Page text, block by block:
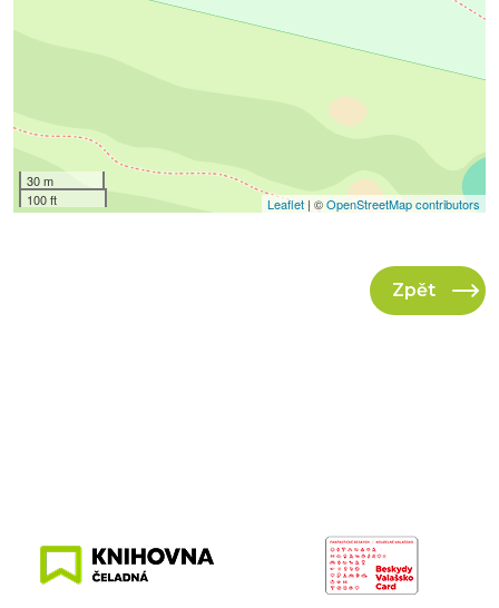
30 m
100 ft
Leaflet| ©OpenStreetMap contributors
Zpět